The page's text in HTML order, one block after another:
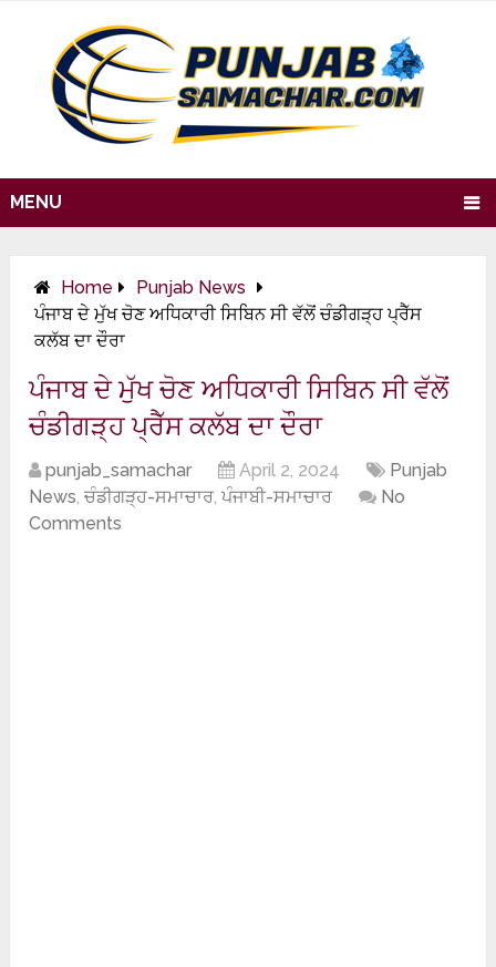
MENU
Home
Punjab News
ਪੰਜਾਬ ਦੇ ਮੁੱਖ ਚੋਣ ਅਧਿਕਾਰੀ ਸਿਬਿਨ ਸੀ ਵੱਲੋਂ ਚੰਡੀਗੜ੍ਹ ਪ੍ਰੈੱਸ
ਕਲੱਬ ਦਾ ਦੌਰਾ
ਪੰਜਾਬ ਦੇ ਮੁੱਖ ਚੋਣ ਅਧਿਕਾਰੀ ਸਿਬਿਨ ਸੀ ਵੱਲੋਂ
ਚੰਡੀਗੜ੍ਹ ਪ੍ਰੈੱਸ ਕਲੱਬ ਦਾ ਦੌਰਾ
punjab_samachar April 2, 2024
Punjab
News,ਚੰਡੀਗੜ੍ਹ-ਸਮਾਚਾਰ,ਪੰਜਾਬੀ-ਸਮਾਚਾਰ
No
Comments